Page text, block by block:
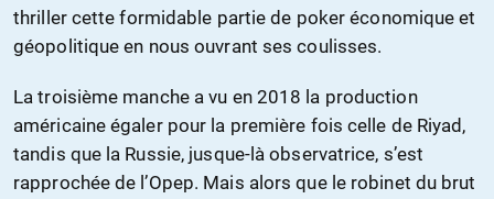
thriller cette formidable partie de poker économique et
géopolitique en nous ouvrant ses coulisses.
La troisième manche a vu en 2018 la production
américaine égaler pour la première fois celle de Riyad,
tandis que la Russie, jusque-là observatrice, s’est
rapprochée de l’Opep. Mais alors que le robinet du brut